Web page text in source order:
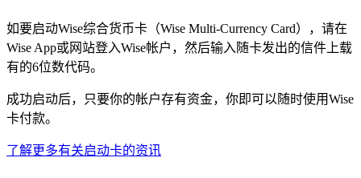
如要启动Wise综合货币卡（Wise Multi-Currency Card），请在
Wise App或网站登入Wise帐户，然后输入随卡发出的信件上载
有的6位数代码。
成功启动后，只要你的帐户存有资金，你即可以随时使用Wise
卡付款。
了解更多有关启动卡的资讯